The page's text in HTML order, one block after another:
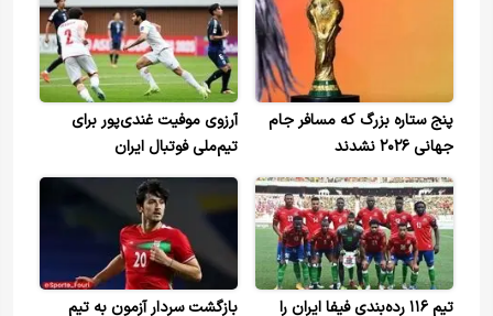
پنج ستاره بزرگ که مسافر جام
جهانی ۲۰۲۶ نشدند
آرزوی موفیت غندی‌پور برای
تیم‌ملی فوتبال ایران
تیم ۱۱۶ رده‌بندی فیفا ایران را
بازگشت سردار آزمون به تیم